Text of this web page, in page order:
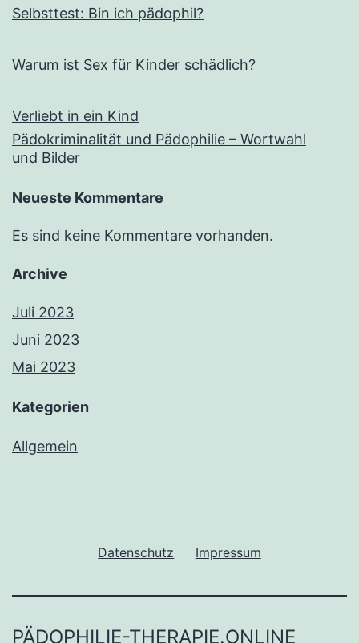
Selbsttest: Bin ich pädophil?
Warum ist Sex für Kinder schädlich?
Verliebt in ein Kind
Pädokriminalität und Pädophilie – Wortwahl
und Bilder
Neueste Kommentare
Es sind keine Kommentare vorhanden.
Archive
Juli 2023
Juni 2023
Mai 2023
Kategorien
Allgemein
Datenschutz Impressum
PÄDOPHILIE-THERAPIE.ONLINE